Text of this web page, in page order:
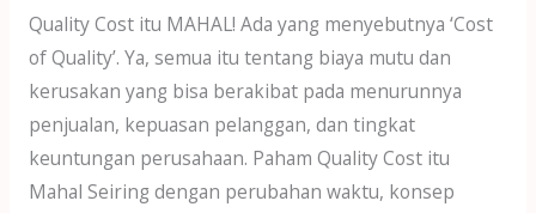
Quality Cost itu MAHAL! Ada yang menyebutnya ‘Cost
of Quality’. Ya, semua itu tentang biaya mutu dan
kerusakan yang bisa berakibat pada menurunnya
penjualan, kepuasan pelanggan, dan tingkat
keuntungan perusahaan. Paham Quality Cost itu
Mahal Seiring dengan perubahan waktu, konsep